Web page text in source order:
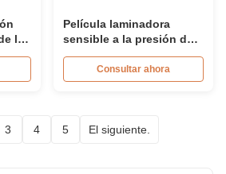
la
Película laminadora
sensible a la presión de
núcleo de 3 pulgadas,
película de poliéster PET
suave
Consultar ahora
3 4 5 El siguiente.